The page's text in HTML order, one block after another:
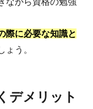
際に必要な知識と
ょう。
デメリット